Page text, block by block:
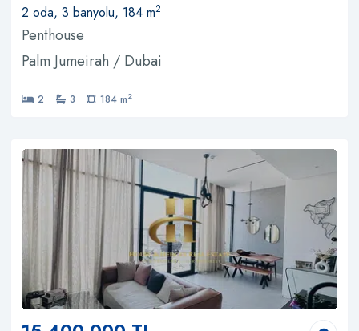
2 oda, 3 banyolu, 184 m2
Penthouse
Palm Jumeirah / Dubai
2 3 184 m2